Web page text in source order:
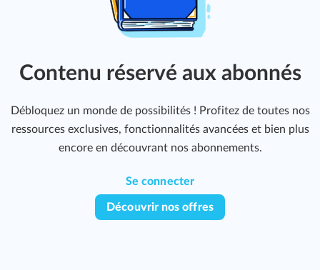
Contenu réservé aux abonnés
Débloquez un monde de possibilités ! Profitez de toutes nos
ressources exclusives, fonctionnalités avancées et bien plus
encore en découvrant nos abonnements.
Se connecter
Découvrir nos offres